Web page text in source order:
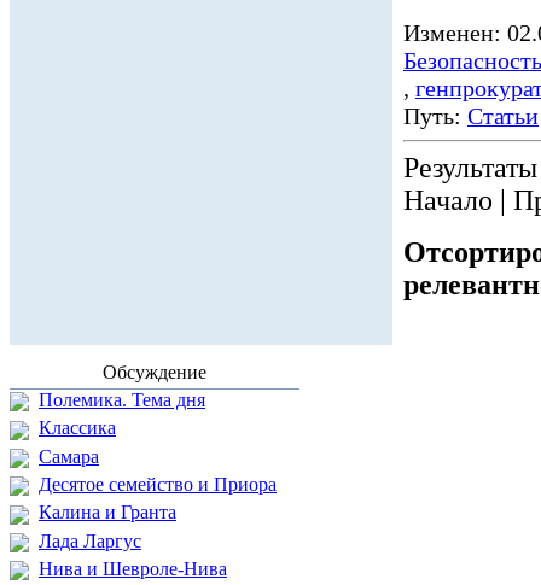
Обсуждение
Полемика. Тема дня
Классика
Самара
Десятое семейство и Приора
Калина и Гранта
Лада Ларгус
Нива и Шевроле-Нива
Изменен:
,
Путь: Статьи
Начало |